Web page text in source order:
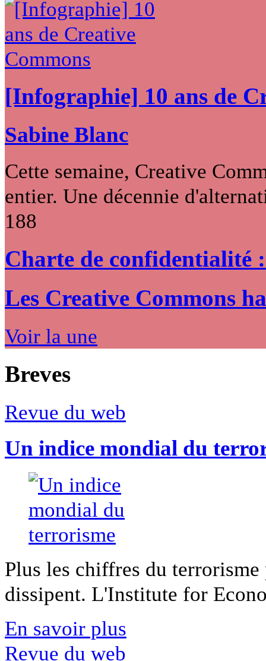
[Infographie] 10 ans de
Sabine Blanc
Cette semaine, Creative
entier. Une décennie
188
Charte de confidentialité
Les Creative Commons
Voir la une
Breves
Revue du web
Un indice mondial du
Plus les chiffres du
dissipent. L'Institute for
En savoir plus
Revue du web